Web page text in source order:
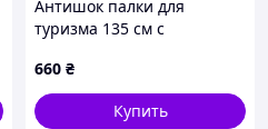
Антишок палки для
туризма 135 см с
806AP008M8
660 ₴
Купить